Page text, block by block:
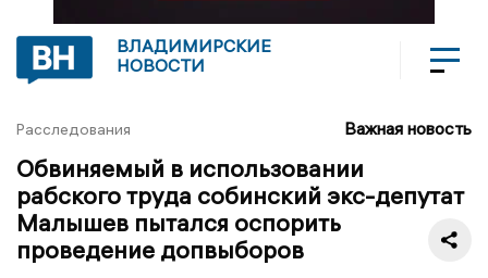
ВЛАДИМИРСКИЕ
НОВОСТИ
Расследования Важная новость
Обвиняемый в использовании
рабского труда собинский экс-депутат
Малышев пытался оспорить
проведение допвыборов